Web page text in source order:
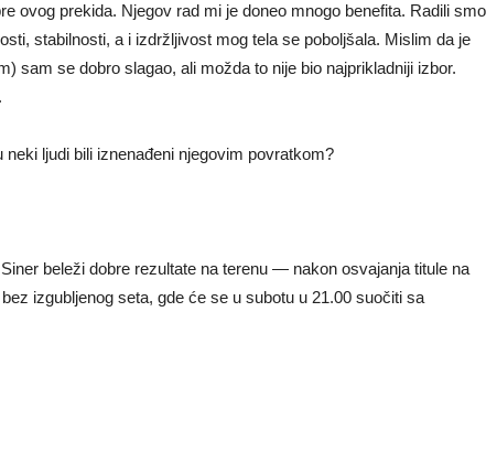
ovog prekida. Njegov rad mi je doneo mnogo benefita. Radili smo
stabilnosti, a i izdržljivost mog tela se poboljšala. Mislim da je
sam se dobro slagao, ali možda to nije bio najprikladniji izbor.
ljudi bili iznenađeni njegovim povratkom?
beleži dobre rezultate na terenu — nakon osvajanja titule na
izgubljenog seta, gde će se u subotu u 21.00 suočiti sa